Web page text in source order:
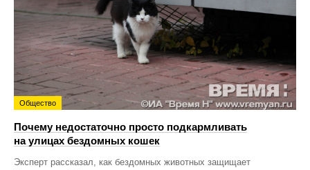
Общество
Почему недостаточно просто подкармливать
на улицах бездомных кошек
Эксперт рассказал, как бездомных животных защищает